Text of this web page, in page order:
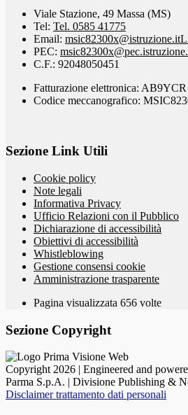
Viale Stazione, 49 Massa (MS)
Tel: Tel. 0585 41775
Email: msic82300x@istruzione.it
PEC:
C.F.: 92048050451
Fatturazione elettronica: AB9YCR
Codice meccanografico:
Sezione Link Utili
Cookie policy
Note legali
Informativa Privacy
Ufficio Relazioni con il Pubblico
Dichiarazione di accessibilità
Obiettivi di accessibilità
Whistleblowing
Gestione consensi cookie
Amministrazione trasparente
Pagina visualizzata 656 volte
Sezione Copyright
Copyright 2026 | Engineered and
Parma S.p.A. | Divisione Publishing &
Disclaimer trattamento dati personali